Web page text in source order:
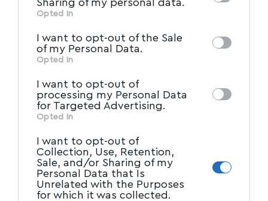
information may also be disclosed by us to
Participantsthat may further disclose it to
other third parties.
Opted In
I want to opt-out of the Sale
of my Personal Data.
Opted In
I want to opt-out of
processing my Personal Data
for Targeted Advertising.
Opted In
I want to opt-out of
Collection, Use, Retention,
Sale, and/or Sharing of my
Personal Data that Is
Unrelated with the Purposes
for which it was collected.